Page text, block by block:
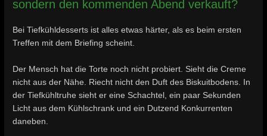
sondern den kommenden Abend verkauft?
Bei Tiefkühldesserts ist alles etwas härter, als es beim ersten
Treffen mit dem Briefing scheint.
Der Mensch hat die Torte noch nicht probiert. Sieht die Creme
nicht aus der Nähe. Riecht nicht den Duft des Biskuitbodens. In
der Tiefkühltruhe sieht er eine Schachtel, ein paar Sekunden
Licht aus dem Kühlschrank und ein Dutzend Konkurrenten
daneben.